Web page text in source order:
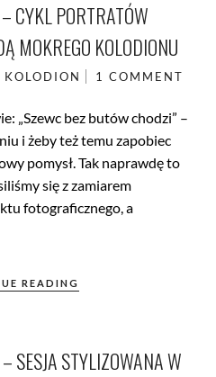
CYKL PORTRATÓW
MOKREGO KOLODIONU
KOLODION 1 COMMENT
„Szewc bez butów chodzi” –
i żeby też temu zapobiec
pomysł. Tak naprawdę to
się z zamiarem
fotograficznego, a
READING
SESJA STYLIZOWANA W